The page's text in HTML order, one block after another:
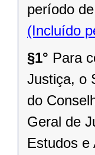
período
(Incluído
§1° Para
Justiça, o
do
Geral de
Estudos e